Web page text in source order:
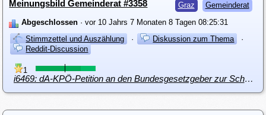
Graz Gemeinderat
Meinungsbild Gemeinderat #3358
Abgeschlossen · vor 10 Jahrs 7 Monaten 8 Tagen 08:25:31
Stimmzettel und Auszählung
· Diskussion zum Thema
·
Reddit-Discussion
1
i6469: dA-KPÖ-Petition an den Bundesgesetzgeber zur Schaffung von gesetzlichen Grundlagen für die Einführung eines Pfandsystems für Einweg PET- und Glasflaschen sowie für Aluminiumdosen